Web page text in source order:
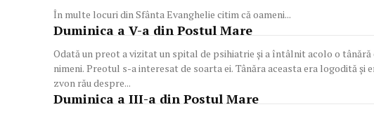
În multe locuri din Sfânta Evanghelie citim că oameni...
Duminica a V-a din Postul Mare
Odată un preot a vizitat un spital de psihiatrie și a întâlnit acolo o tânără
nimeni. Preotul s-a interesat de soarta ei. Tânăra aceasta era logodită și
zvon rău despre...
Duminica a III-a din Postul Mare